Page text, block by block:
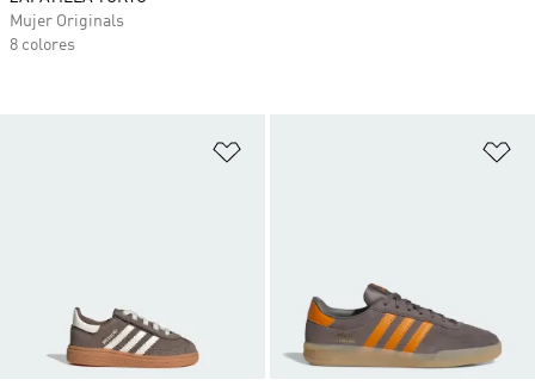
Mujer Originals
8 colores